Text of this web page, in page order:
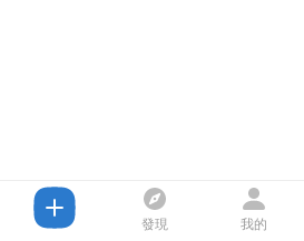
發現 我的